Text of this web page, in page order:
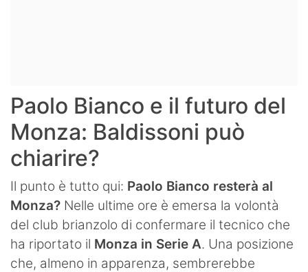
Paolo Bianco e il futuro del
Monza: Baldissoni può
chiarire?
Il punto è tutto qui: Paolo Bianco resterà al
Monza? Nelle ultime ore è emersa la volontà
del club brianzolo di confermare il tecnico che
ha riportato il Monza in Serie A. Una posizione
che, almeno in apparenza, sembrerebbe